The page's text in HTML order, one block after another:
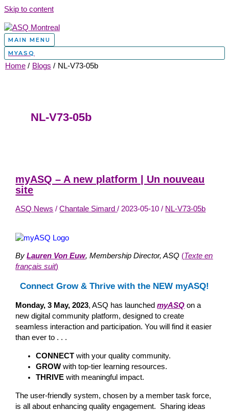
Skip to content
MAIN MENU
MYASQ
Home Blogs NL-V73-05b
NL-V73-05b
myASQ – A new platform | Un nouveau
site
ASQ News /Chantale Simard/ 2023-05-10/ NL-V73-05b
ByLauren Von Euw, Membership Director, ASQ (Texte en
français suit)
Connect Grow & Thrive with the NEW myASQ!
Monday, 3 May, 2023, ASQ has launchedmyASQ on a
new digital community platform, designed to create
seamless interaction and participation. You will find it easier
than ever to . . .
CONNECT with your quality community.
GROW with top-tier learning resources.
THRIVE with meaningful impact.
The user-friendly system, chosen by a member task force,
is all about enhancing quality engagement. Sharing ideas